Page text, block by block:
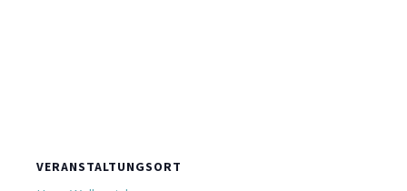
VERANSTALTUNGSORT